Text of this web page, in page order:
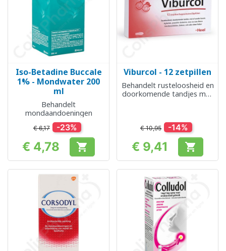
Iso-Betadine Buccale
1% - Mondwater 200
ml
Behandelt
mondaandoeningen
€ 6,17 -23%
Prijs
€ 4,78 
Viburcol - 12 zetpillen
Behandelt rusteloosheid en
doorkomende tandjes met
€ 10,95 -14%
Prijs
€ 9,41 